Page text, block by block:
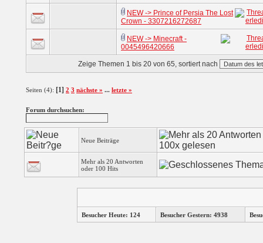
NEW -> Prince of Persia The Lost
Crown - 3307216272687
NEW -> Minecraft -
0045496420666
Zeige Themen 1 bis 20 von 65, sortiert nach
Seiten (4): [1] 2 3 nächste » ... letzte »
Forum durchsuchen:
Neue Beiträge
Mehr als 20 Antworten
oder 100 Hits
Besucher Heute: 124 Besucher Gestern: 4938